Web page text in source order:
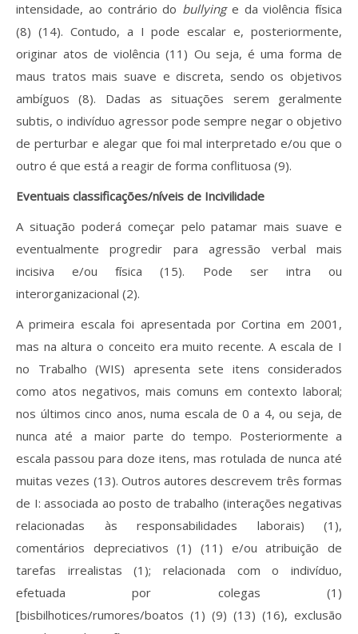
intensidade, ao contrário do bullyinge da violência física
(8) (14). Contudo, a I pode escalar e, posteriormente,
originar atos de violência (11) Ou seja, é uma forma de
maus tratos mais suave e discreta, sendo os objetivos
ambíguos (8). Dadas as situações serem geralmente
subtis, o indivíduo agressor pode sempre negar o objetivo
de perturbar e alegar que foi mal interpretado e/ou que o
outro é que está a reagir de forma conflituosa (9).
Eventuais classificações/níveis de Incivilidade
A situação poderá começar pelo patamar mais suave e
eventualmente progredir para agressão verbal mais
incisiva e/ou física (15). Pode ser intra ou
interorganizacional (2).
A primeira escala foi apresentada por Cortina em 2001,
mas na altura o conceito era muito recente. A escala de I
no Trabalho (WIS) apresenta sete itens considerados
como atos negativos, mais comuns em contexto laboral;
nos últimos cinco anos, numa escala de 0 a 4, ou seja, de
nunca até a maior parte do tempo. Posteriormente a
escala passou para doze itens, mas rotulada de nunca até
muitas vezes (13). Outros autores descrevem três formas
de I: associada ao posto de trabalho (interações negativas
relacionadas às responsabilidades laborais) (1),
comentários depreciativos (1) (11) e/ou atribuição de
tarefas irrealistas (1); relacionada com o indivíduo,
efetuada por colegas (1)
[bisbilhotices/rumores/boatos (1) (9) (13) (16), exclusão